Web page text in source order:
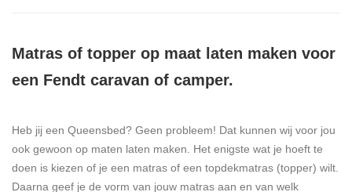
Matras of topper op maat laten maken voor
een Fendt caravan of camper.
Heb jij een Queensbed? Geen probleem! Dat kunnen wij voor jou
ook gewoon op maten laten maken. Het enigste wat je hoeft te
doen is kiezen of je een matras of een topdekmatras (topper) wilt.
Daarna geef je de vorm van jouw matras aan en van welk